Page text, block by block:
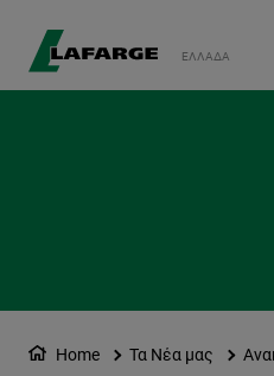
ΕΛΛΆΔΑ
Home Τα Νέα μας